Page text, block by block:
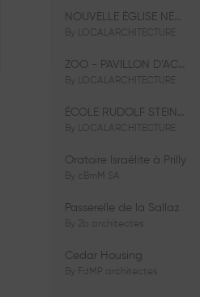
NOUVELLE ÉGLISE NÉO-APOSTOLIQUE
By LOCALARCHITECTURE
ZOO - PAVILLON D’ACCUEIL DE LA GARENNE
By LOCALARCHITECTURE
ÉCOLE RUDOLF STEINER DE GENÈVE
By LOCALARCHITECTURE
Oratoire Israélite à Prilly
By cBmM SA
Passerelle de la Sallaz
By 2b architectes
Cedar Housing
By FdMP architectes